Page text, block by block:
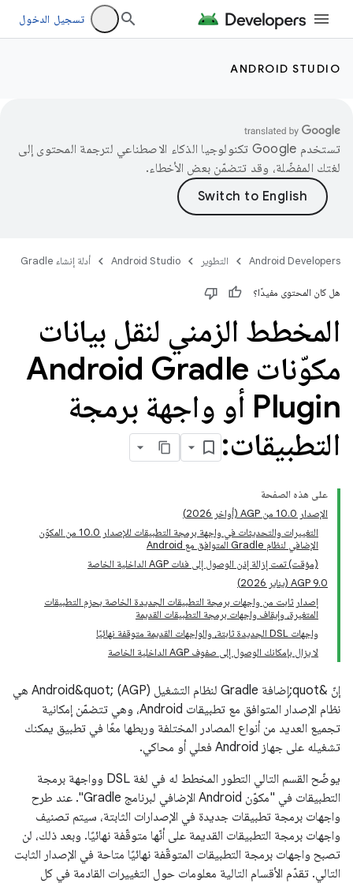
تسجيل الدخول
ANDROID STUDIO
تستخدم Google تكنولوجيا الذكاء الاصطناعي لترجمة المحتوى إلى
لغتك المفضّلة، وقد تتضمّن بعض الأخطاء.
Android Developers التطوير Android Studio أدلة إنشاء Gradle
هل كان المحتوى مفيدًا؟
المخطط الزمني لنقل بيانات
مكوّنات Android Gradle
Plugin أو واجهة برمجة
التطبيقات:
على هذه الصفحة
الإصدار 10.0 من AGP (أواخر 2026)
التغييرات والتحديثات في واجهة برمجة التطبيقات للإصدار 10.0 من المكوّن
الإضافي لنظام Gradle المتوافق مع Android
(مؤقت) تمت إزالة إذن الوصول إلى فئات AGP الداخلية الخاصة
AGP 9.0 (يناير 2026)
إصدار ثابت من واجهات برمجة التطبيقات الجديدة الخاصة بحزم التطبيقات
المتغيرة، وإيقاف واجهات برمجة التطبيقات القديمة
واجهات DSL الجديدة ثابتة، والواجهات القديمة متوقفة نهائيًا
لا يزال بإمكانك الوصول إلى صفوف AGP الداخلية الخاصة
إنّ &quot;إضافة Gradle لنظام التشغيل Android&quot; (AGP) هي
نظام الإصدار المتوافق مع تطبيقات Android، وهي تتضمّن إمكانية
تجميع العديد من أنواع المصادر المختلفة وربطها معًا في تطبيق يمكنك
تشغيله على جهاز Android فعلي أو محاكي.
يوضّح القسم التالي التطور المخطط له في لغة DSL وواجهة برمجة
التطبيقات في "مكوّن Android الإضافي لبرنامج Gradle". عند طرح
واجهات برمجة تطبيقات جديدة في الإصدارات الثابتة، سيتم تصنيف
واجهات برمجة التطبيقات القديمة على أنّها متوقّفة نهائيًا. وبعد ذلك، لن
تصبح واجهات برمجة التطبيقات المتوقّفة نهائيًا متاحة في الإصدار الثابت
التالي. تقدّم الأقسام التالية معلومات حول التغييرات القادمة في كل